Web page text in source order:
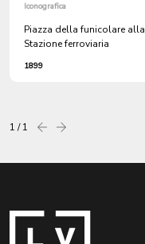
Iconografica
Piazza della funicolare alla
Stazione ferroviaria
1899
1 / 1 Precedentesuccessiva